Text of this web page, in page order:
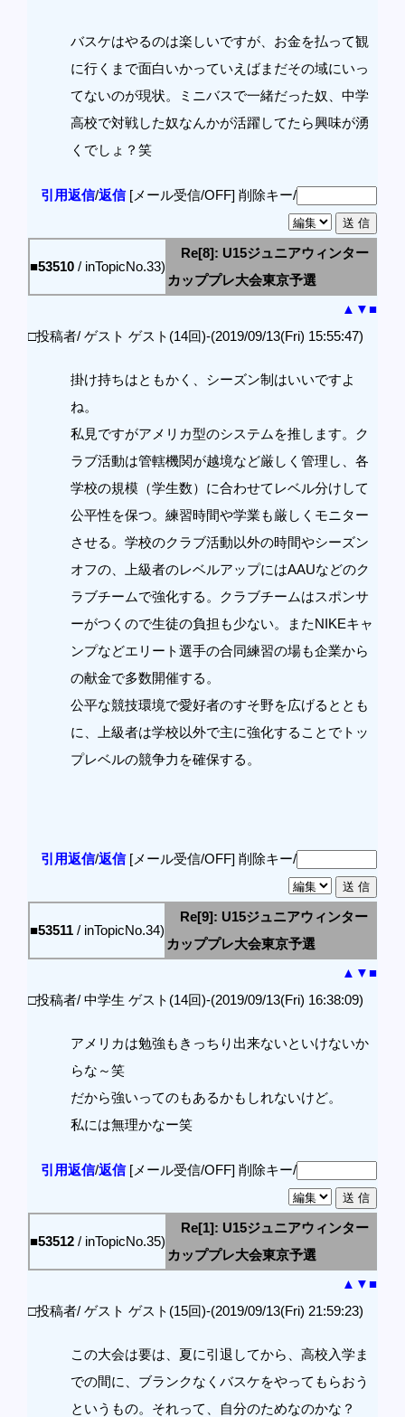
バスケはやるのは楽しいですが、お金を払って観
に行くまで面白いかっていえばまだその域にいっ
てないのが現状。ミニバスで一緒だった奴、中学
高校で対戦した奴なんかが活躍してたら興味が湧
くでしょ？笑
引用返信/返信[メール受信/OFF] 削除キー/
■53510 / inTopicNo.33)
Re[8]: U15ジュニアウィンター
カッププレ大会東京予選
▲ ▼■
□投稿者/ ゲスト ゲスト(14回)-(2019/09/13(Fri) 15:55:47)
掛け持ちはともかく、シーズン制はいいですよ
ね。
私見ですがアメリカ型のシステムを推します。ク
ラブ活動は管轄機関が越境など厳しく管理し、各
学校の規模（学生数）に合わせてレベル分けして
公平性を保つ。練習時間や学業も厳しくモニター
させる。学校のクラブ活動以外の時間やシーズン
オフの、上級者のレベルアップにはAAUなどのク
ラブチームで強化する。クラブチームはスポンサ
ーがつくので生徒の負担も少ない。またNIKEキャ
ンプなどエリート選手の合同練習の場も企業から
の献金で多数開催する。
公平な競技環境で愛好者のすそ野を広げるととも
に、上級者は学校以外で主に強化することでトッ
プレベルの競争力を確保する。
引用返信/返信[メール受信/OFF] 削除キー/
■53511 / inTopicNo.34)
Re[9]: U15ジュニアウィンター
カッププレ大会東京予選
▲ ▼■
□投稿者/ 中学生 ゲスト(14回)-(2019/09/13(Fri) 16:38:09)
アメリカは勉強もきっちり出来ないといけないか
らな～笑
だから強いってのもあるかもしれないけど。
私には無理かなー笑
引用返信/返信[メール受信/OFF] 削除キー/
■53512 / inTopicNo.35)
Re[1]: U15ジュニアウィンター
カッププレ大会東京予選
▲ ▼■
□投稿者/ ゲスト ゲスト(15回)-(2019/09/13(Fri) 21:59:23)
この大会は要は、夏に引退してから、高校入学ま
での間に、ブランクなくバスケをやってもらおう
というもの。それって、自分のためなのかな？